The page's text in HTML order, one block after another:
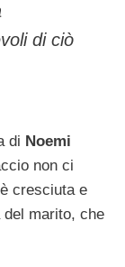
di ciò
di Noemi
non ci
cresciuta e
del marito, che